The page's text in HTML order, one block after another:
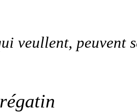
veullent, peuvent